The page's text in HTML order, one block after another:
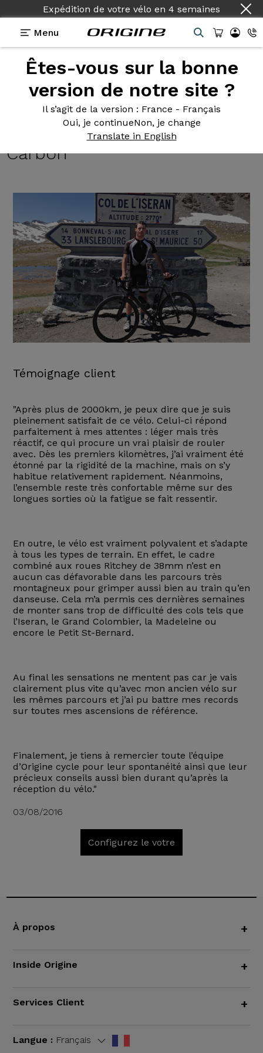
Expédition de votre vélo en 4 semaines
Menu
Êtes-vous sur la bonne
version de notre site ?
Il s’agit de la version : France - Français
Oui, je continueNon, je change
Translate in English
Témoignages>vélo de Route Axxome 350 Sram
vélo deRoute Axxome 350
Sram Force 22 Ritchey Apex
Carbon
Témoignage client
"Après plus de 2000km, je peux dire que je suis
pleinement satisfait de ce vélo. Celui-ci répond
parfaitement à mes attentes : léger mais très
réactif, ce qui procure un vrai plaisir de rouler
avec. Dès les premiers kilomètres, j’ai vraiment été
étonné par la rigidité de la machine, mais on s’y
habitue relativement rapidement. Néanmoins,
l’ensemble reste très confortable même sur des
longues sorties où la fatigue se fait ressentir.
En outre, le vélo est vraiment polyvalent et s’adapte
à tous les types de terrain. En effet, le cadre
combiné aux roues Ritchey de 38mm n’est en
aucun cas défavorable dans les parcours très
montagneux pour grimper aussi bien au train qu’en
danseuse. Cela m’a permis ces dernières semaines
de monter sans trop de difficulté des cols tels que
l’Iseran, le Grand Colombier, la Madeleine ou
encore le Petit St-Bernard.
Au final les sensations ne mentent pas car je vais
clairement plus vite qu’avec mon ancien vélo sur
les mêmes parcours et j’ai pu battre mes records
sur toutes mes ascensions de référence.
Finalement, je tiens à remercier toute l’équipe
d’Origine cycle pour leur spontanéité ainsi que leur
précieux conseils aussi bien durant qu’après la
réception du vélo."
03/08/2016
Configurez le votre
À propos +
Inside Origine +
Services Client +
Langue : Français